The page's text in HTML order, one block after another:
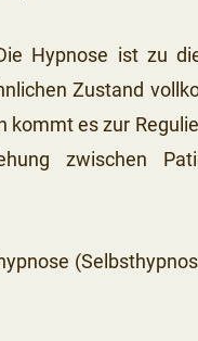
Hypnose ist zu
Zustand
es zur
zwischen